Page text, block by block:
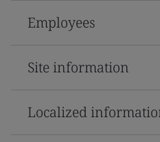
Employees
Site information
Localized